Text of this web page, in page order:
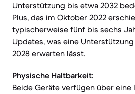
Unterstützung bis etwa 2032
Plus, das im Oktober 2022
typischerweise fünf bis sechs
Updates, was eine
2028 erwarten lässt.
Physische Haltbarkeit:
Beide Geräte verfügen über eine